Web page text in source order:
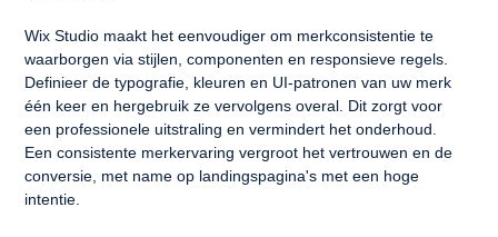
Wix Studio maakt het eenvoudiger om merkconsistentie te
waarborgen via stijlen, componenten en responsieve regels.
Definieer de typografie, kleuren en UI-patronen van uw merk
één keer en hergebruik ze vervolgens overal. Dit zorgt voor
een professionele uitstraling en vermindert het onderhoud.
Een consistente merkervaring vergroot het vertrouwen en de
conversie, met name op landingspagina's met een hoge
intentie.